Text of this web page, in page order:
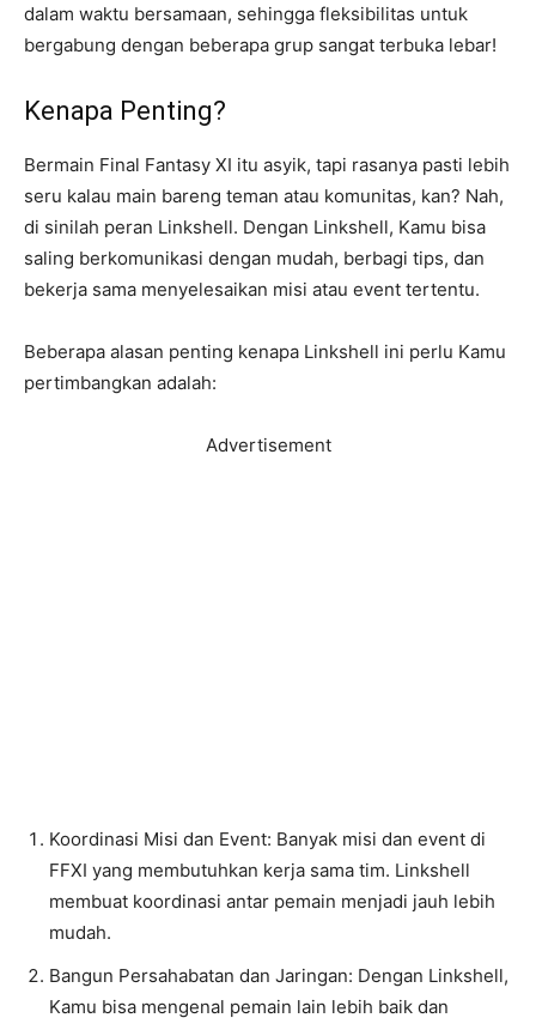
dalam waktu bersamaan, sehingga fleksibilitas untuk
bergabung dengan beberapa grup sangat terbuka lebar!
Kenapa Penting?
Bermain Final Fantasy XI itu asyik, tapi rasanya pasti lebih
seru kalau main bareng teman atau komunitas, kan? Nah,
di sinilah peran Linkshell. Dengan Linkshell, Kamu bisa
saling berkomunikasi dengan mudah, berbagi tips, dan
bekerja sama menyelesaikan misi atau event tertentu.
Beberapa alasan penting kenapa Linkshell ini perlu Kamu
pertimbangkan adalah:
Advertisement
Koordinasi Misi dan Event: Banyak misi dan event di
FFXI yang membutuhkan kerja sama tim. Linkshell
membuat koordinasi antar pemain menjadi jauh lebih
mudah.
Bangun Persahabatan dan Jaringan: Dengan Linkshell,
Kamu bisa mengenal pemain lain lebih baik dan